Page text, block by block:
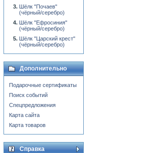
Шёлк "Почаев"
(чёрный/серебро)
Шёлк "Ефросиния"
(чёрный/серебро)
Шёлк "Царский крест"
(чёрный/серебро)
Дополнительно
Подарочные сертификаты
Поиск событий
Спецпредложения
Карта сайта
Карта товаров
Справка